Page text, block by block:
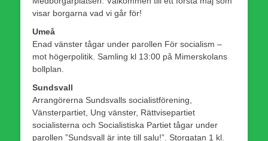
visar borgarna vad vi går för!
Umeå
Enad vänster tågar under parollen För socialism –
mot högerpolitik. Samling kl 13:00 på Mimerskolans
bollplan.
Sundsvall
Arrangörerna Sundsvalls socialistförening,
Vänsterpartiet, Ung vänster, Rättvisepartiet
socialisterna och Socialistiska Partiet tågar under
parollen ”Sundsvall är inte till salu!”. Storgatan 1 kl.